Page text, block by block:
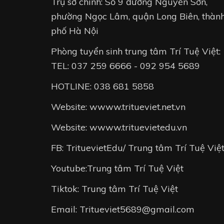
phường Ngọc Lâm, quận Long Biên,
phố Hà Nội
Phòng tuyển sinh trung tâm Trí Tuệ Việt:
TEL: 037 259 6666 - 092 954 5689
HOTLINE: 038 681 5858
Website: wwww.tritueviet.net.vn
Website: wwww.trituevietedu.vn
FB: TrituevietEdu/ Trung tâm Trí Tuệ Việt
Youtube:Trung tâm Trí Tuệ Việt
Tiktok: Trung tâm Trí Tuệ Việt
Email: Tritueviet5689@gmail.com